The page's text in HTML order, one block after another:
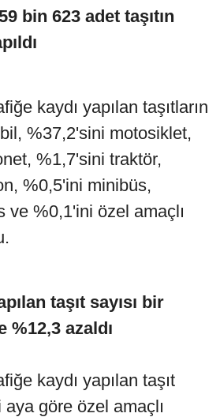
bin 623 adet taşıtın
kaydı yapılan taşıtların
%37,2'sini motosiklet,
%1,7'sini traktör,
%0,5'ini minibüs,
ve %0,1'ini özel amaçlı
taşıt sayısı bir
%12,3 azaldı
kaydı yapılan taşıt
aya göre özel amaçlı